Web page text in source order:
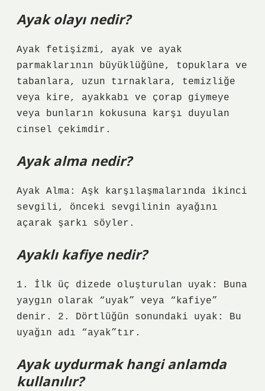
Ayak olayı nedir?
Ayak fetişizmi, ayak ve ayak
parmaklarının büyüklüğüne, topuklara ve
tabanlara, uzun tırnaklara, temizliğe
veya kire, ayakkabı ve çorap giymeye
veya bunların kokusuna karşı duyulan
cinsel çekimdir.
Ayak alma nedir?
Ayak Alma: Aşk karşılaşmalarında ikinci
sevgili, önceki sevgilinin ayağını
açarak şarkı söyler.
Ayaklı kafiye nedir?
1. İlk üç dizede oluşturulan uyak: Buna
yaygın olarak “uyak” veya “kafiye”
denir. 2. Dörtlüğün sonundaki uyak: Bu
uyağın adı “ayak”tır.
Ayak uydurmak hangi anlamda
kullanılır?